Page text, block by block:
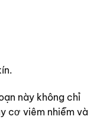
này không chỉ
cơ viêm nhiễm và